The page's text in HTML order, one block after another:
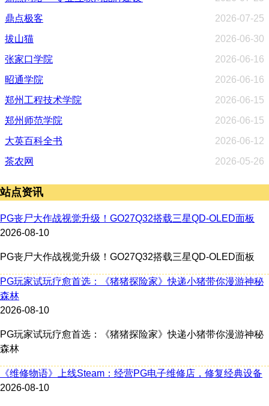
2026-07-25
鼎点极客
2026-06-30
拔山猫
2026-06-16
张家口学院
2026-06-16
昭通学院
2026-06-15
郑州工程技术学院
2026-06-15
郑州师范学院
2026-06-12
大英百科全书
2026-05-26
茶农网
站点资讯
PG丧尸大作战视觉升级！GO27Q32搭载三星QD-OLED面板
2026-08-10
PG丧尸大作战视觉升级！GO27Q32搭载三星QD-OLED面板
PG玩家试玩疗愈首选：《猪猪探险家》快递小猪带你漫游神秘
森林
2026-08-10
PG玩家试玩疗愈首选：《猪猪探险家》快递小猪带你漫游神秘
森林
《维修物语》上线Steam：经营PG电子维修店，修复经典设备
2026-08-10